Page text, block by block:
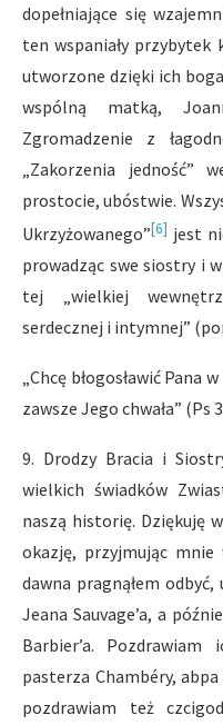
dopełniające się
ten wspaniały
utworzone dzięki ich
wspólną matką,
Zgromadzenie z
„Zakorzenia jedność”
prostocie, ubóstwie.
Ukrzyżowanego”[6] jest
prowadząc swe siostry i
tej „wielkiej
serdecznej i intymnej”
„Chcę błogosławić
zawsze Jego chwała” (Ps
9. Drodzy Bracia i
wielkich świadków
naszą historię. Dziękuję
okazję, przyjmując
dawna pragnąłem
Jeana Sauvage’a, a
Barbier’a.
pasterza Chambéry,
pozdrawiam też